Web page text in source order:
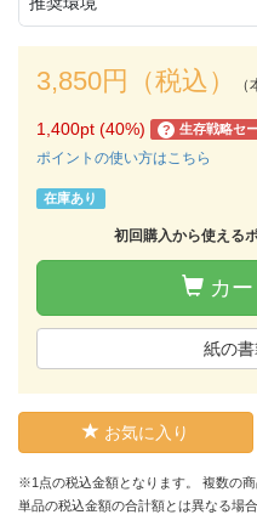
3,850円（税込）
1,400pt (40%) ? 生存戦略セ
ポイントの使い方はこちら
在庫あり
初回購入から使える
カー
紙の
お気に入り
※1点の税込金額となります。 複数の
単品の税込金額の合計額とは異なる場